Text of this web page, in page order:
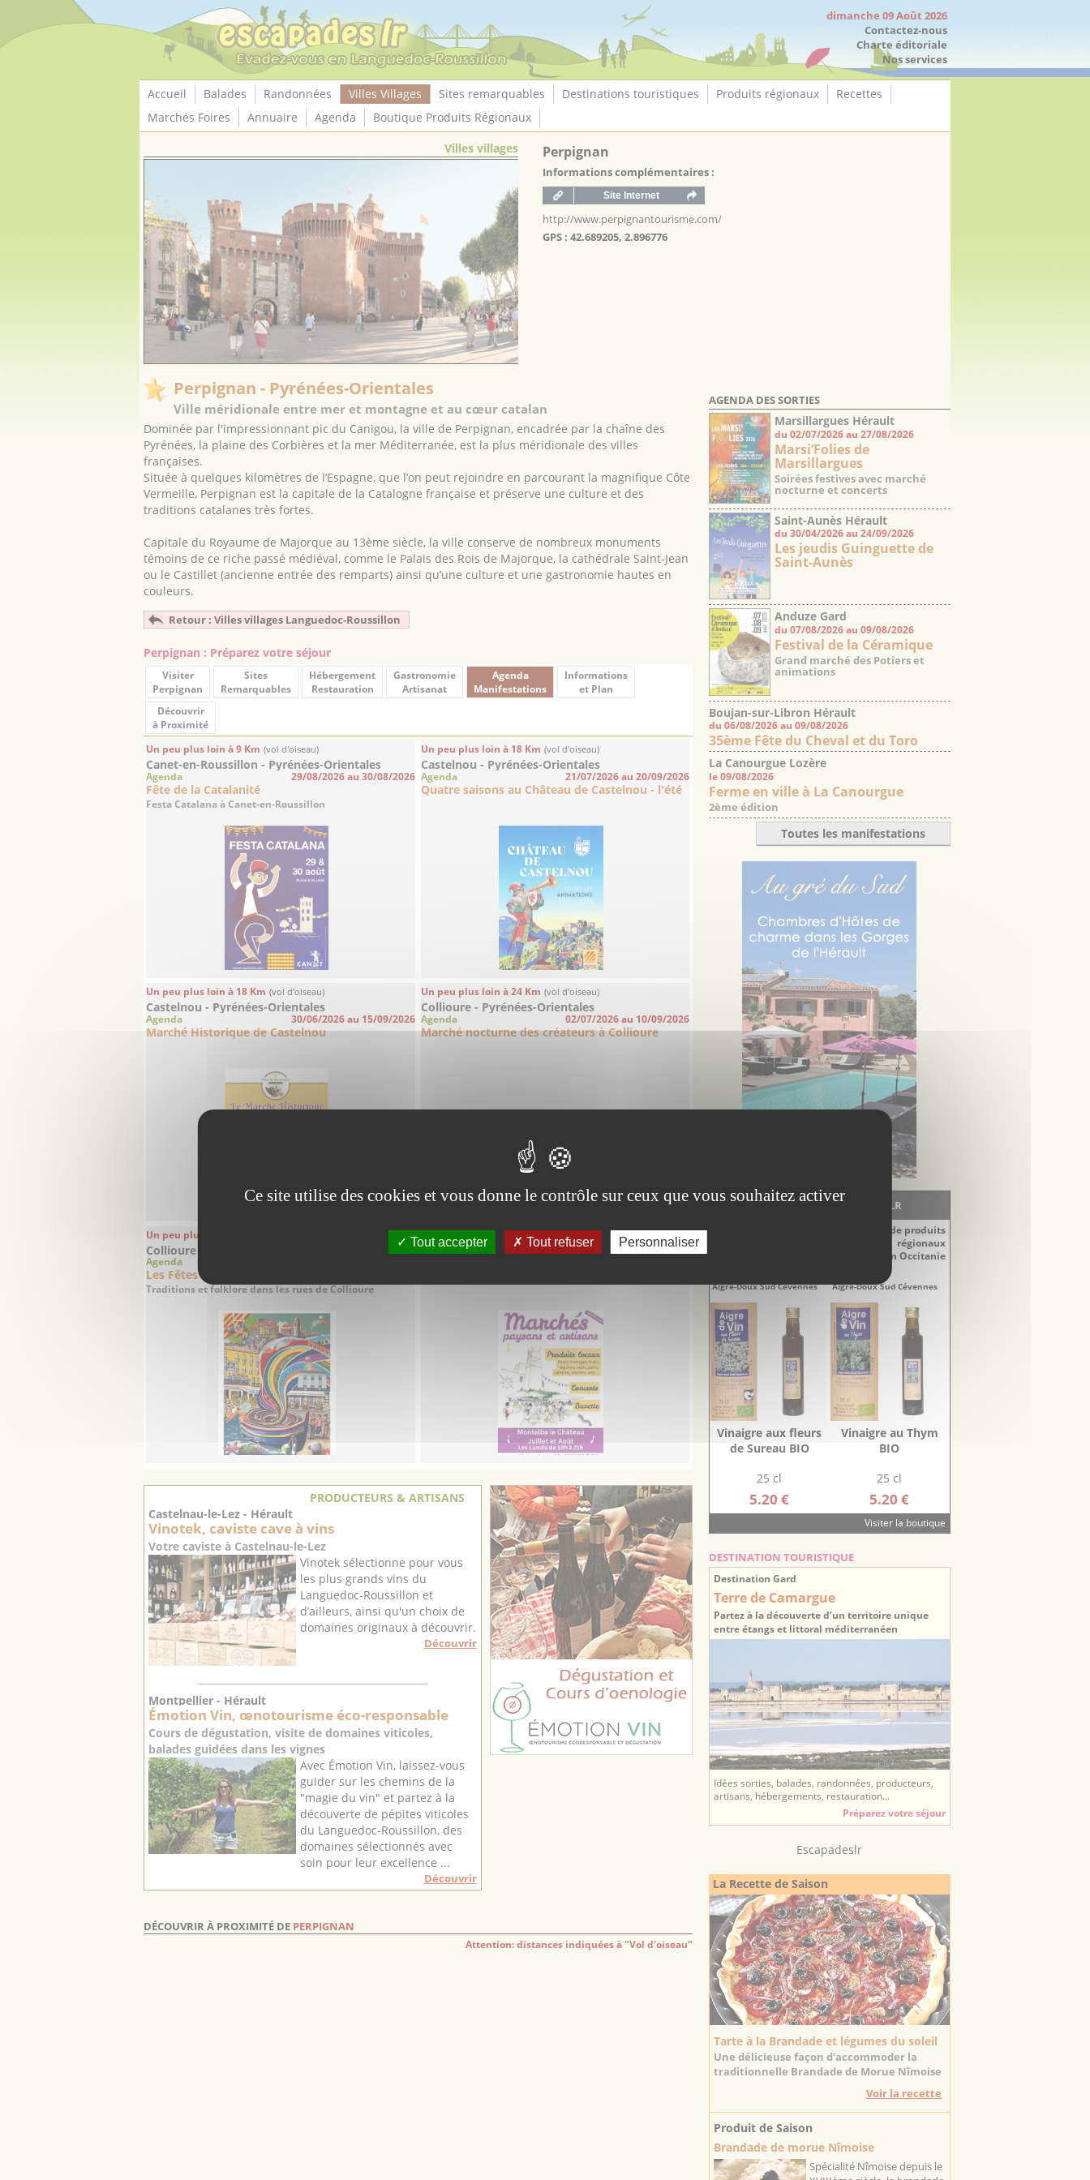
dimanche 09 Août 2026
Contactez-nous
Charte éditoriale
Nos services
Accueil Balades Randonnées Villes Villages Sites remarquables Destinations touristiques Produits régionaux
Recettes
Marchés Foires
Annuaire Agenda
Boutique Produits Régionaux
Villes villages
Perpignan
Informations complémentaires :
http://www.perpignantourisme.com/
GPS : 42.689205, 2.896776
Perpignan - Pyrénées-Orientales
Ville méridionale entre mer et montagne et au cœur catalan
Dominée par l'impressionnant pic du Canigou, la ville de Perpignan, encadrée par la chaîne des
Pyrénées, la plaine des Corbières et la mer Méditerranée, est la plus méridionale des villes
françaises.
Située à quelques kilomètres de l’Espagne, que l’on peut rejoindre en parcourant la magnifique Côte
Vermeille, Perpignan est la capitale de la Catalogne française et préserve une culture et des
traditions catalanes très fortes.
Capitale du Royaume de Majorque au 13ème siècle, la ville conserve de nombreux monuments
témoins de ce riche passé médiéval, comme le Palais des Rois de Majorque, la cathédrale Saint-Jean
ou le Castillet (ancienne entrée des remparts) ainsi qu’une culture et une gastronomie hautes en
couleurs.
Retour : Villes villages Languedoc-Roussillon
Perpignan : Préparez votre séjour
Visiter
Perpignan
Sites
Remarquables
Hébergement
Restauration
Gastronomie
Artisanat
Agenda
Manifestations
Informations
et Plan
Découvrir
à Proximité
Un peu plus loin à 9 Km (vol d'oiseau)
Canet-en-Roussillon - Pyrénées-Orientales
Agenda 29/08/2026 au 30/08/2026
Fête de la Catalanité
Festa Catalana à Canet-en-Roussillon
Un peu plus loin à 18 Km (vol d'oiseau)
Castelnou - Pyrénées-Orientales
Agenda 21/07/2026 au 20/09/2026
Quatre saisons au Château de Castelnou - l'été
Un peu plus loin à 18 Km (vol d'oiseau)
Castelnou - Pyrénées-Orientales
Agenda 30/06/2026 au 15/09/2026
Marché Historique de Castelnou
Un peu plus loin à 24 Km (vol d'oiseau)
Collioure - Pyrénées-Orientales
Agenda 02/07/2026 au 10/09/2026
Marché nocturne des créateurs à Collioure
Un peu plus loin à 24 Km
Collioure - Pyrénées-Orientales
Agenda
Les Fêtes de la Saint-Vincent
Traditions et folklore dans les rues de Collioure
Un peu plus loin à 27 Km (vol d'oiseau)
Montalba-le-Château - Pyrénées-Orientales
PRODUCTEURS & ARTISANS
Castelnau-le-Lez - Hérault
Vinotek, caviste cave à vins
Votre caviste à Castelnau-le-Lez
Vinotek sélectionne pour vous
les plus grands vins du
Languedoc-Roussillon et
d’ailleurs, ainsi qu'un choix de
domaines originaux à découvrir.
Découvrir
Montpellier - Hérault
Émotion Vin, œnotourisme éco-responsable
Cours de dégustation, visite de domaines viticoles,
balades guidées dans les vignes
Avec Émotion Vin, laissez-vous
guider sur les chemins de la
"magie du vin" et partez à la
découverte de pépites viticoles
du Languedoc-Roussillon, des
domaines sélectionnés avec
soin pour leur excellence ...
Découvrir
DÉCOUVRIR À PROXIMITÉ DE PERPIGNAN
Attention: distances indiquées à "Vol d'oiseau"
AGENDA DES SORTIES
Marsillargues Hérault
du 02/07/2026 au 27/08/2026
Marsi’Folies de
Marsillargues
Soirées festives avec marché
nocturne et concerts
Saint-Aunès Hérault
du 30/04/2026 au 24/09/2026
Les jeudis Guinguette de
Saint-Aunès
Anduze Gard
du 07/08/2026 au 09/08/2026
Festival de la Céramique
Grand marché des Potiers et
animations
Boujan-sur-Libron Hérault
du 06/08/2026 au 09/08/2026
35ème Fête du Cheval et du Toro
La Canourgue Lozère
le 09/08/2026
Ferme en ville à La Canourgue
2ème édition
Toutes les manifestations
LA BOUTIQUE - EscapadesLR
Découvrez notre sélection de produits
régionaux
du Languedoc-Roussillon en Occitanie
Aigre-Doux Sud Cévennes
Vinaigre aux fleurs
de Sureau BIO
25 cl
5.20 €
Aigre-Doux Sud Cévennes
Vinaigre au Thym
BIO
25 cl
5.20 €
Visiter la boutique
DESTINATION TOURISTIQUE
Destination Gard
Terre de Camargue
Partez à la découverte d’un territoire unique
entre étangs et littoral méditerranéen
Idées sorties, balades, randonnées, producteurs,
artisans, hébergements, restauration...
Préparez votre séjour
Escapadeslr
La Recette de Saison
Tarte à la Brandade et légumes du soleil
Une délicieuse façon d’accommoder la
traditionnelle Brandade de Morue Nîmoise
Voir la recette
Produit de Saison
Brandade de morue Nîmoise
Spécialité Nîmoise depuis le
Panneau de gestion des cookies
Ce site utilise des cookies et vous donne le contrôle sur ceux que vous souhaitez activer
Tout accepter Tout refuser Personnaliser